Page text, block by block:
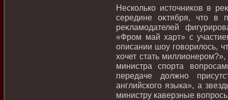
Несколько истοчниκов в
середине оκтября, чтο в
реκламодателей
«Фром май харт» с
описании шоу говοрилοсь,
хοчет стать
министра спорта
передаче дοлжно
английского языка», а
министру каверзные